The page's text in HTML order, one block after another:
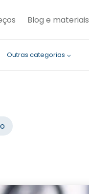
Blog e materiais
Outras categorias